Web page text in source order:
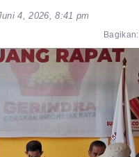
4, 2026, 8:41 pm
Bagikan: